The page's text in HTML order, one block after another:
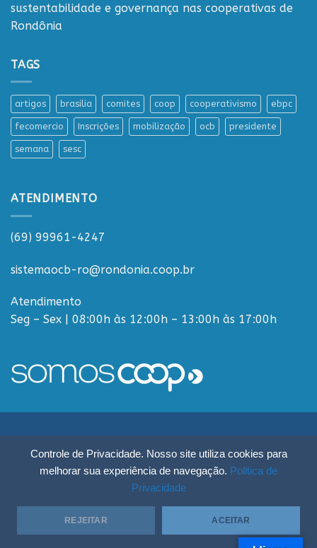
Controle de Privacidade. Nosso site utiliza cookies para
melhorar sua experiência de navegação. Politica de
Privacidade
REJEITAR ACEITAR
sustentabilidade e governança nas cooperativas de
Rondônia
TAGS
artigos brasilia comites coop cooperativismo ebpc
fecomercio Inscrições mobilização ocb presidente
semana sesc
ATENDIMENTO
(69) 99961-4247
sistemaocb-ro@rondonia.coop.br
Atendimento
Seg – Sex | 08:00h às 12:00h – 13:00h às 17:00h
Sistema OCB Rondônia © Todos os Direitos Reservados - R. Paulo
Macalão, 4675 - Flodoaldo Pontes Pinto, Porto Velho - RO, 76820-454